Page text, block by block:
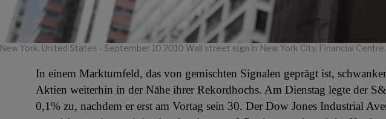
New York, United States - September 10 2010 Wall street sign in New York City. Financial Centre.
In einem Marktumfeld, das von gemischten Signalen geprägt ist,
Aktien weiterhin in der Nähe ihrer Rekordhochs. Am Dienstag legte der
0,1% zu, nachdem er erst am Vortag sein 30. Der Dow Jones Industrial